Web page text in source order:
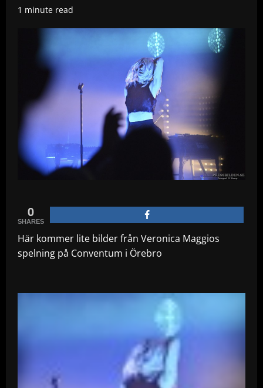
1 minute read
0
SHARES
Här kommer lite bilder från Veronica Maggios
spelning på Conventum i Örebro